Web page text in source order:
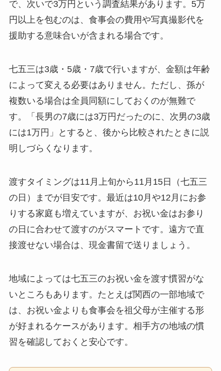
で、次いで3万円という調査結果があります。5万
円以上を包むのは、食事会の費用や写真撮影代を
援助する意味合いが含まれる場合です。
七五三は3歳・5歳・7歳で行いますが、金額は年齢
によって変える必要はありません。ただし、孫が
複数いる場合は全員同額にしておくのが無難で
す。「長男の7歳には3万円だったのに、次男の3歳
には1万円」とすると、後から比較されたときに説
明しづらくなります。
渡すタイミングは11月上旬から11月15日（七五三
の日）までが目安です。最近は10月や12月にお参
りする家庭も増えていますが、お祝い金はお参り
の日に合わせて渡すのがスマートです。遠方で直
接渡せない場合は、現金書留で送りましょう。
地域によっては七五三のお祝い金を渡す慣習がな
いところもあります。たとえば関西の一部地域で
は、お祝い金よりも食事会を祖父母が主催する形
が好まれるケースがあります。相手方の地域の慣
習を確認しておくと安心です。